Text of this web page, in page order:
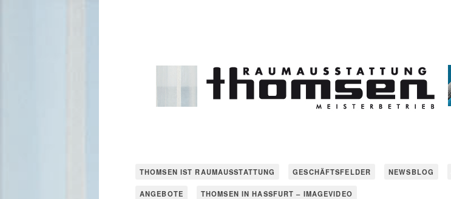
THOMSEN IST RAUMAUSSTATTUNG GESCHÄFTSFELDER NEWSBLOG
ANGEBOTE THOMSEN IN HASSFURT – IMAGEVIDEO